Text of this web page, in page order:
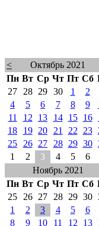
<
Октябрь 2021
Пн Вт Ср Чт Пт Сб
27
28 29 30 1 2
4
5 6 7 8 9
11
12 13 14 15 16
18
19 20 21 22 23
25
26 27 28 29 30
1
2 3 4 5 6
Ноябрь 2021
Пн Вт Ср Чт Пт Сб
25
26 27 28 29 30
1
2 3 4 5 6
8
9 10 11 12 13